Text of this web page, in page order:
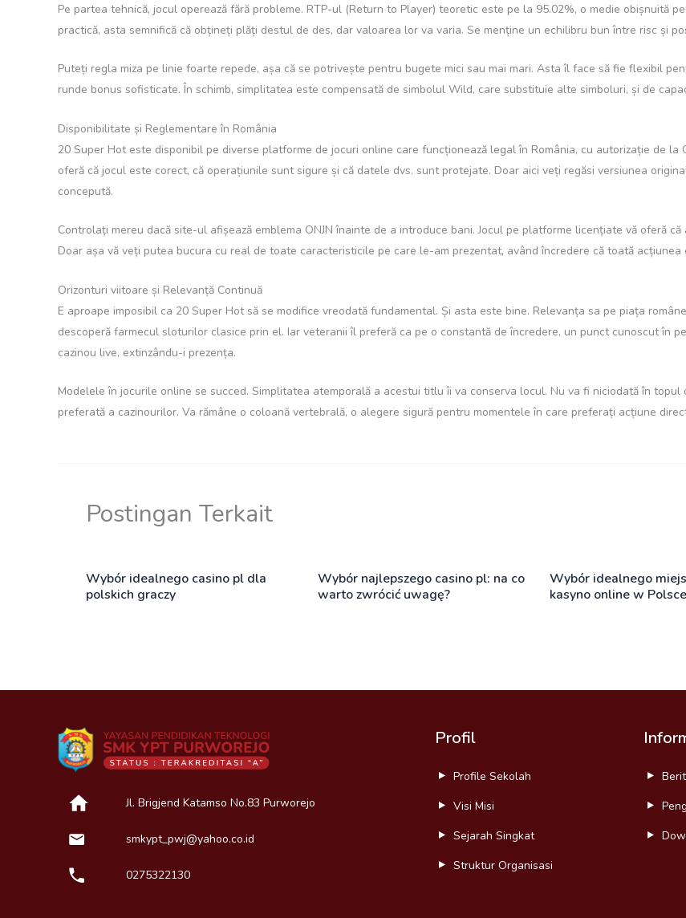
Pe partea tehnică, jocul operează fără probleme. RTP-ul (Return to Player) teoretic este pe la 95.02%, o medie obișnuită
practică, asta semnifică că obțineți plăți destul de des, dar valoarea lor va varia. Se menține un echilibru bun între risc și
Puteți regla miza pe linie foarte repede, așa că se potrivește pentru bugete mici sau mai mari. Asta îl face să fie flexibil
runde bonus sofisticate. În schimb, simplitatea este compensată de simbolul Wild, care substituie alte simboluri, și de
Disponibilitate și Reglementare în România
20 Super Hot este disponibil pe diverse platforme de jocuri online care funcționează legal în România, cu autorizație de
oferă că jocul este corect, că operațiunile sunt sigure și că datele dvs. sunt protejate. Doar aici veți regăsi versiunea
concepută.
Controlați mereu dacă site-ul afișează emblema ONJN înainte de a introduce bani. Jocul pe platforme licențiate vă oferă
Doar așa vă veți putea bucura cu real de toate caracteristicile pe care le-am prezentat, având încredere că toată
Orizonturi viitoare și Relevanță Continuă
E aproape imposibil ca 20 Super Hot să se modifice vreodată fundamental. Și asta este bine. Relevanța sa pe piața
descoperă farmecul sloturilor clasice prin el. Iar veteranii îl preferă ca pe o constantă de încredere, un punct cunoscut în
cazinou live, extinzându-i prezența.
Modelele în jocurile online se succed. Simplitatea atemporală a acestui titlu îi va conserva locul. Nu va fi niciodată în
preferată a cazinourilor. Va rămâne o coloană vertebrală, o alegere sigură pentru momentele în care preferați acțiune
Postingan Terkait
Wybór idealnego casino pl dla
polskich graczy
Wybór najlepszego casino pl: na co
warto zwrócić uwagę?
Wybór idealnego
kasyno online w Polsce
Jl. Brigjend Katamso No.83 Purworejo
smkypt_pwj@yahoo.co.id
0275322130
Profil
Profile Sekolah
Visi Misi
Sejarah Singkat
Struktur Organisasi